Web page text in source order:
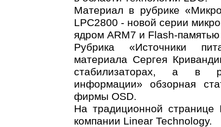
Материал в рубрике
LPC2800 - новой серии
ядром ARM7 и Flash-
Рубрика «Источники
материала Сергея
стабилизаторах, а в
информации» обзорная
фирмы OSD.
На традиционной странице
компании Linear Technology.